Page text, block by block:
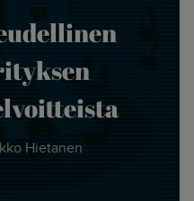
Hietanen
the old - in with